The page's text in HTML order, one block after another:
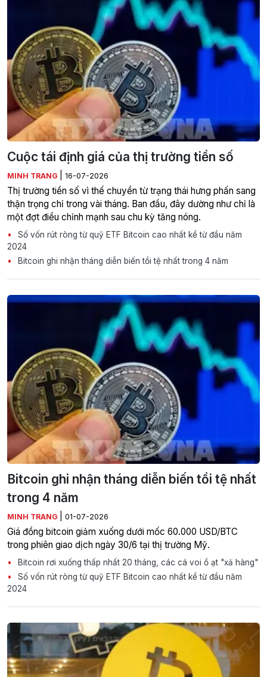
Cuộc tái định giá của thị trường tiền số
MINH TRANG 16-07-2026
Thị trường tiền số vì thế chuyển từ trạng thái hưng phấn sang
thận trọng chỉ trong vài tháng. Ban đầu, đây dường như chỉ là
một đợt điều chỉnh mạnh sau chu kỳ tăng nóng.
Số vốn rút ròng từ quỹ ETF Bitcoin cao nhất kể từ đầu năm
2024
Bitcoin ghi nhận tháng diễn biến tồi tệ nhất trong 4 năm
Bitcoin ghi nhận tháng diễn biến tồi tệ nhất
trong 4 năm
MINH TRANG 01-07-2026
Giá đồng bitcoin giảm xuống dưới mốc 60.000 USD/BTC
trong phiên giao dịch ngày 30/6 tại thị trường Mỹ.
Bitcoin rơi xuống thấp nhất 20 tháng, các cá voi ồ ạt "xả hàng"
Số vốn rút ròng từ quỹ ETF Bitcoin cao nhất kể từ đầu năm
2024